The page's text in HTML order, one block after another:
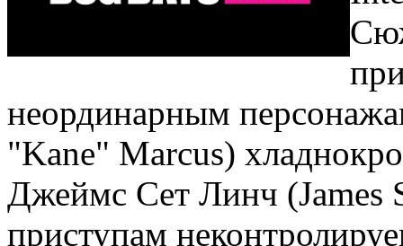
неординарным
"Kane" Marcus)
Джеймс Сет Линч (James
приступам